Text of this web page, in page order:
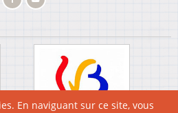
En naviguant sur ce site, vous